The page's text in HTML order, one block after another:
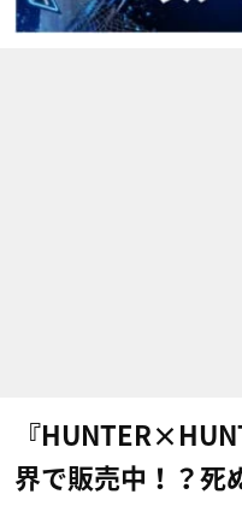
『
界で販売中！？死